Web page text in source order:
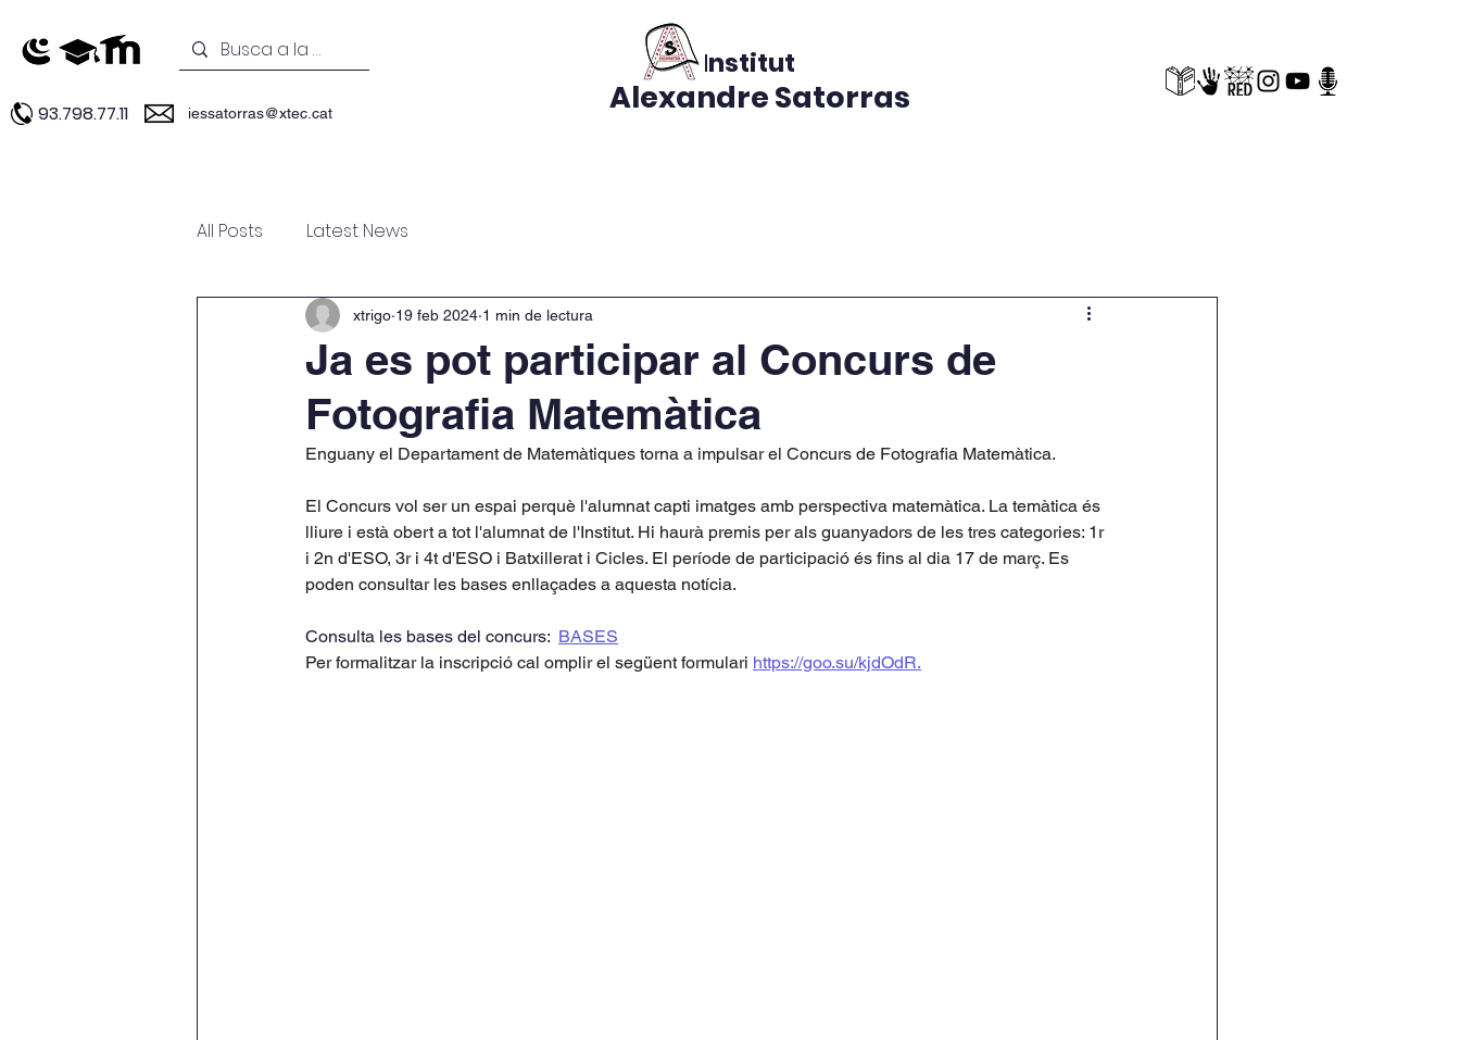
93.798.77.11 iessatorras@xtec.cat
Institut
Alexandre Satorras
All Posts Latest News
Ja es pot participar al Concurs de
Fotografia Matemàtica
xtrigo 19 feb 2024 1 min de lectura
Enguany el Departament de Matemàtiques torna a impulsar el Concurs de Fotografia Matemàtica.
El Concurs vol ser un espai perquè l'alumnat capti imatges amb perspectiva matemàtica. La temàtica és
lliure i està obert a tot l'alumnat de l'Institut. Hi haurà premis per als guanyadors de les tres categories: 1r
i 2n d'ESO, 3r i 4t d'ESO i Batxillerat i Cicles. El període de participació és fins al dia 17 de març. Es
poden consultar les bases enllaçades a aquesta notícia.
Consulta les bases del concurs: BASES
Per formalitzar la inscripció cal omplir el següent formulari https://goo.su/kjdOdR.